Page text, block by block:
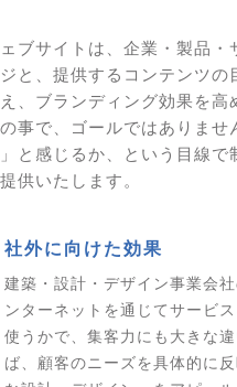
ブサイトは、企業・製品
と、提供するコンテンツ
、ブランディング効果を
事で、ゴールではありま
と感じるか、という目線
供いたします。
社外に向けた効果
建築・設計・デザイン事業会
ンターネットを通じてサービ
使うかで、集客力にも大きな
ば、顧客のニーズを具体的に